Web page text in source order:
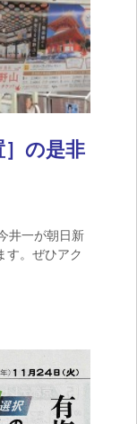
］の是非
井一が朝日新
す。ぜひアク